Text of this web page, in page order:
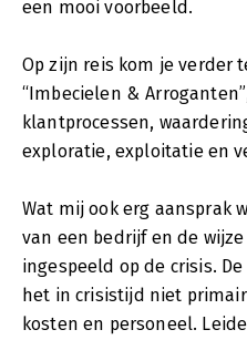
een mooi voorbeeld.
Op zijn reis kom je verder
“Imbecielen &
klantprocessen,
exploratie, exploitatie en
Wat mij ook erg aansprak
van een bedrijf en de
ingespeeld op de crisis.
het in crisistijd niet
kosten en personeel.